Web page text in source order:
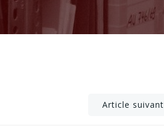
Article suivant